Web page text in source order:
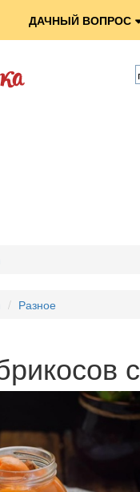
ДАЧНЫЙ ВОПРОС
Разное